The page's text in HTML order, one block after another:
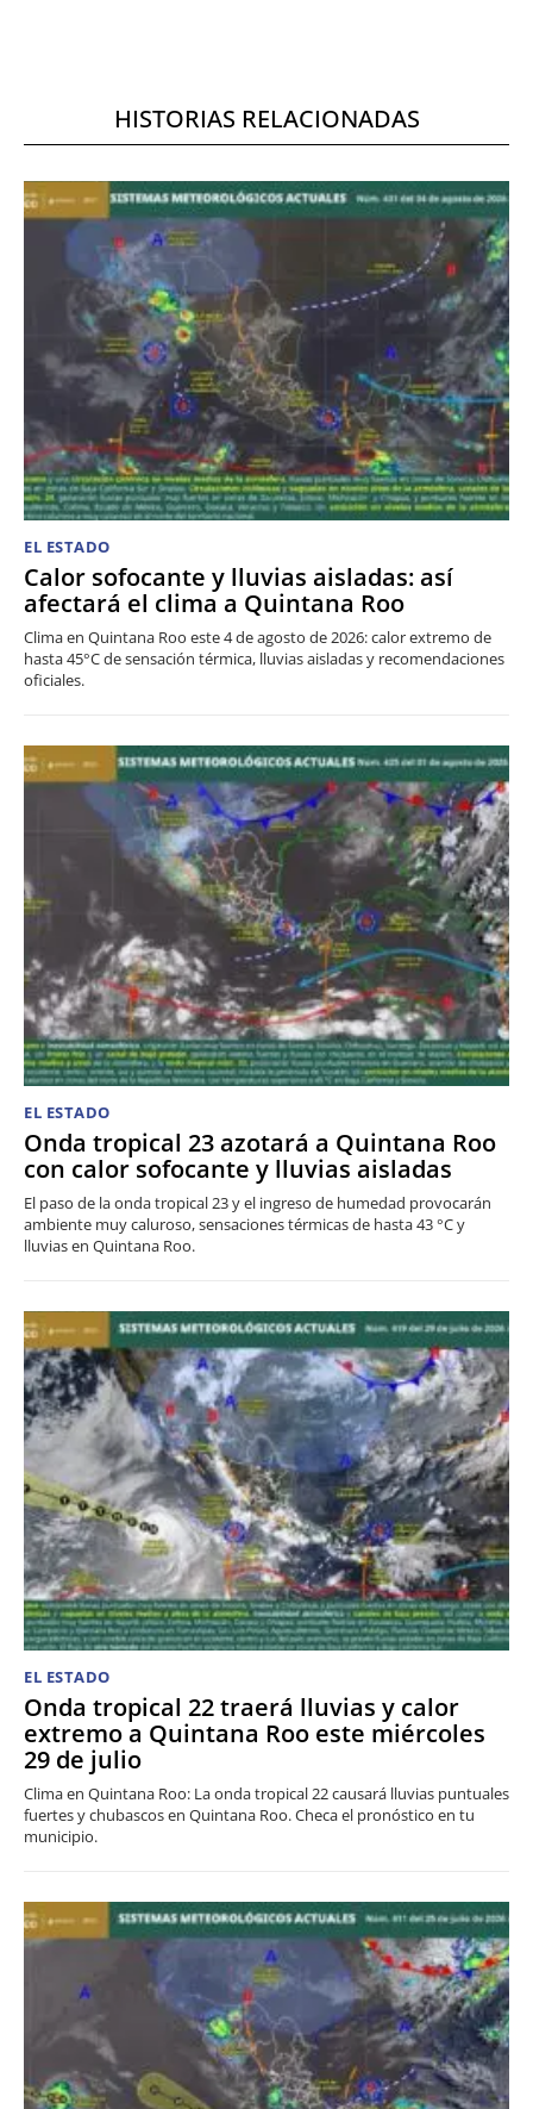
HISTORIAS RELACIONADAS
EL ESTADO
Calor sofocante y lluvias aisladas: así
afectará el clima a Quintana Roo
Clima en Quintana Roo este 4 de agosto de 2026: calor extremo de
hasta 45°C de sensación térmica, lluvias aisladas y recomendaciones
oficiales.
EL ESTADO
Onda tropical 23 azotará a Quintana Roo
con calor sofocante y lluvias aisladas
El paso de la onda tropical 23 y el ingreso de humedad provocarán
ambiente muy caluroso, sensaciones térmicas de hasta 43 °C y
lluvias en Quintana Roo.
EL ESTADO
Onda tropical 22 traerá lluvias y calor
extremo a Quintana Roo este miércoles
29 de julio
Clima en Quintana Roo: La onda tropical 22 causará lluvias puntuales
fuertes y chubascos en Quintana Roo. Checa el pronóstico en tu
municipio.